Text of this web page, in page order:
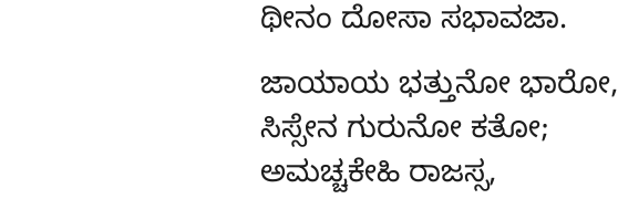
ಥೀನಂ ದೋಸಾ ಸಭಾವಜಾ.
ಜಾಯಾಯ ಭತ್ತುನೋ ಭಾರೋ,
ಸಿಸ್ಸೇನ ಗುರುನೋ ಕತೋ;
ಅಮಚ್ಚಕೇಹಿ ರಾಜಸ್ಸ,